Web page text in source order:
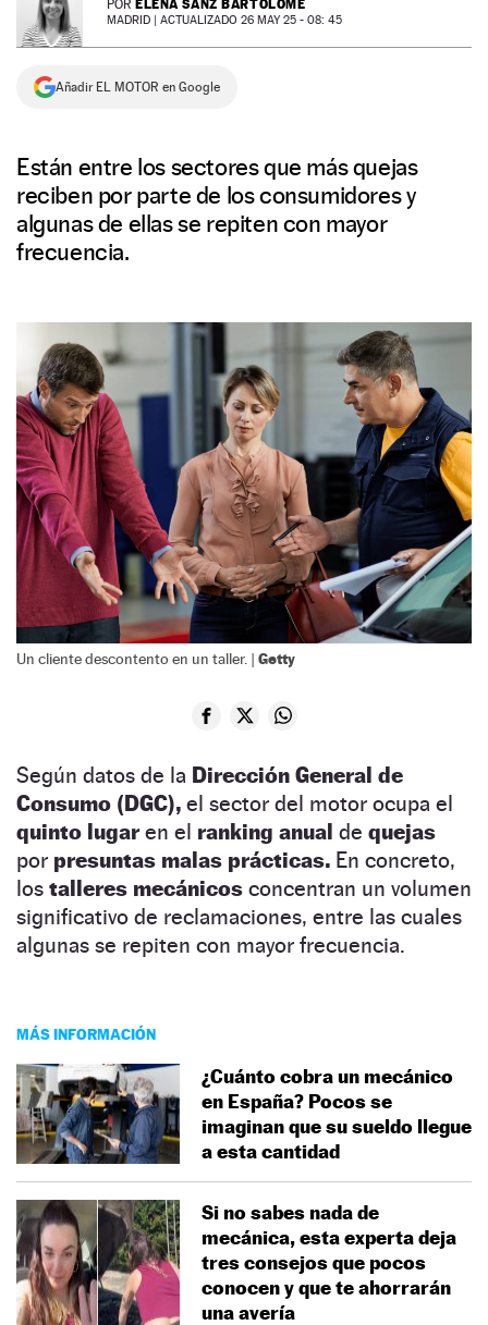
NEWSLETTER
SÍGUENOS
POR ELENA SANZ BARTOLOMÉ
MADRID | ACTUALIZADO 26 MAY 25 - 08: 45
Añadir EL MOTOR en Google
Están entre los sectores que más quejas
reciben por parte de los consumidores y
algunas de ellas se repiten con mayor
frecuencia.
Un cliente descontento en un taller. | Getty
Según datos de la Dirección General de
Consumo (DGC), el sector del motor ocupa el
quinto lugaren el ranking anual de quejas
por presuntas malas prácticas. En concreto,
los talleres mecánicos concentran un volumen
significativo de reclamaciones, entre las cuales
algunas se repiten con mayor frecuencia.
MÁS INFORMACIÓN
¿Cuánto cobra un mecánico
en España? Pocos se
imaginan que su sueldo llegue
a esta cantidad
Si no sabes nada de
mecánica, esta experta deja
tres consejos que pocos
conocen y que te ahorrarán
una avería